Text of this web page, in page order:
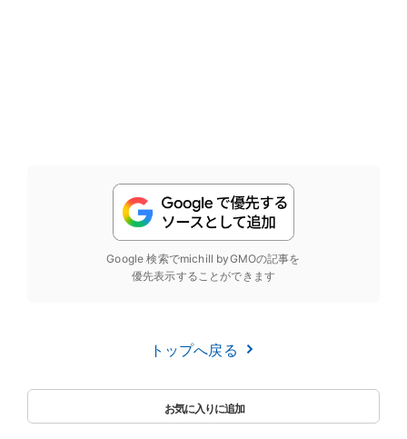
Google 検索でmichill byGMOの記事を
優先表示することができます
トップへ戻る